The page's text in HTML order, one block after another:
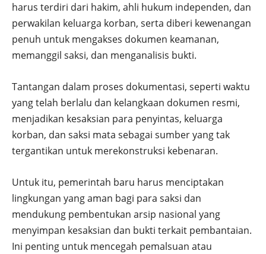
harus terdiri dari hakim, ahli hukum independen, dan
perwakilan keluarga korban, serta diberi kewenangan
penuh untuk mengakses dokumen keamanan,
memanggil saksi, dan menganalisis bukti.
Tantangan dalam proses dokumentasi, seperti waktu
yang telah berlalu dan kelangkaan dokumen resmi,
menjadikan kesaksian para penyintas, keluarga
korban, dan saksi mata sebagai sumber yang tak
tergantikan untuk merekonstruksi kebenaran.
Untuk itu, pemerintah baru harus menciptakan
lingkungan yang aman bagi para saksi dan
mendukung pembentukan arsip nasional yang
menyimpan kesaksian dan bukti terkait pembantaian.
Ini penting untuk mencegah pemalsuan atau